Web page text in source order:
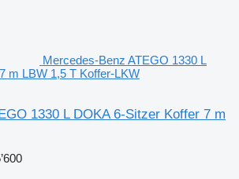
Mercedes-Benz ATEGO 1330 L
m LBW 1,5 T Koffer-LKW
1330 L DOKA 6-Sitzer Koffer 7 m